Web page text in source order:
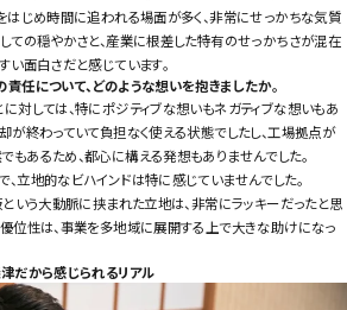
はじめ時間に追われる場面が多く、非常にせっかちな気質
ての穏やかさと、産業に根差した特有のせっかちさが混在
い面白さだと感じています。
任について、どのような想いを抱きましたか。
対しては、特にポジティブな想いもネガティブな想いもあ
が終わっていて負担なく使える状態でしたし、工場拠点が
あるため、都心に構える発想もありませんでした。
立地的なビハインドは特に感じていませんでした。
という大動脈に挟まれた立地は、非常にラッキーだったと思
位性は、事業を多地域に展開する上で大きな助けになっ
だから感じられるリアル